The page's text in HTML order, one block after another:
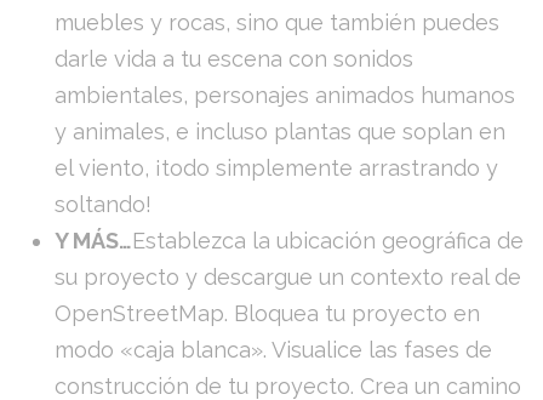
muebles y rocas, sino que también puedes
darle vida a tu escena con sonidos
ambientales, personajes animados humanos
y animales, e incluso plantas que soplan en
el viento, ¡todo simplemente arrastrando y
soltando!
Y MÁS…Establezca la ubicación geográfica de
su proyecto y descargue un contexto real de
OpenStreetMap. Bloquea tu proyecto en
modo «caja blanca». Visualice las fases de
construcción de tu proyecto. Crea un camino